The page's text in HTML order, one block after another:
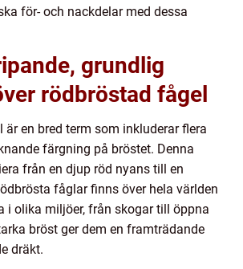
för- och nackdelar med dessa
grundlig
rödbröstad fågel
är en bred term som inkluderar flera
färgning på bröstet. Denna
från en djup röd nyans till en
fåglar finns över hela världen
i olika miljöer, från skogar till öppna
bröst ger dem en framträdande
dräkt.